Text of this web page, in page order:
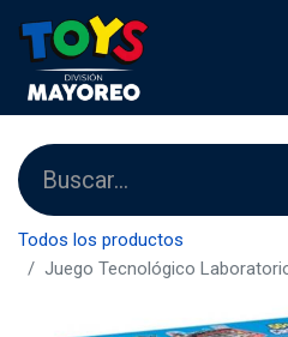
Todos los productos
Juego Tecnológico